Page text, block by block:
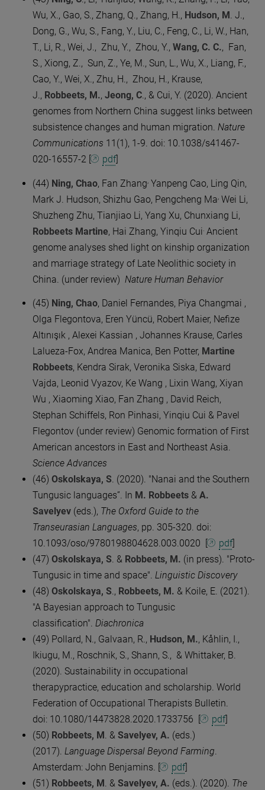
Wu, X., Gao, S., Zhang, Q., Zhang, H., Hudson, M. J.,
Dong, G., Wu, S., Fang, Y., Liu, C., Feng, C., Li, W., Han,
T., Li, R., Wei, J., Zhu, Y., Zhou, Y., Wang, C. C., Fan,
S., Xiong, Z., Sun, Z., Ye, M., Sun, L., Wu, X., Liang, F.,
Cao, Y., Wei, X., Zhu, H., Zhou, H., Krause,
J., Robbeets, M., Jeong, C., & Cui, Y. (2020). Ancient
genomes from Northern China suggest links between
subsistence changes and human migration. Nature
Communications 11(1), 1-9. doi: 10.1038/s41467-
020-16557-2 [
pdf]
(44) Ning, Chao, Fan Zhang Yanpeng Cao, Ling Qin,
Mark J. Hudson, Shizhu Gao, Pengcheng Ma Wei Li,
Shuzheng Zhu, Tianjiao Li, Yang Xu, Chunxiang Li,
Robbeets Martine, Hai Zhang, Yinqiu Cui Ancient
genome analyses shed light on kinship organization
and marriage strategy of Late Neolithic society in
China. (under review) Nature Human Behavior
(45) Ning, Chao, Daniel Fernandes, Piya Changmai ,
Olga Flegontova, Eren Yüncü, Robert Maier, Nefize
Altınışık , Alexei Kassian , Johannes Krause, Carles
Lalueza-Fox, Andrea Manica, Ben Potter, Martine
Robbeets, Kendra Sirak, Veronika Siska, Edward
Vajda, Leonid Vyazov, Ke Wang , Lixin Wang, Xiyan
Wu , Xiaoming Xiao, Fan Zhang , David Reich,
Stephan Schiffels, Ron Pinhasi, Yinqiu Cui & Pavel
Flegontov (under review) Genomic formation of First
American ancestors in East and Northeast Asia.
Science Advances
(46) Oskolskaya, S. (2020). "Nanai and the Southern
Tungusic languages”. In M. Robbeets & A.
Savelyev (eds.), The Oxford Guide to the
Transeurasian Languages, pp. 305-320. doi:
10.1093/oso/9780198804628.003.0020 [
pdf]​
(47) Oskolskaya, S. & Robbeets, M. (in press). "Proto-
Tungusic in time and space". Linguistic Discovery
(48) Oskolskaya, S., Robbeets, M. & Koile, E. (2021).
"A Bayesian approach to Tungusic
classification". Diachronica
(49) Pollard, N., Galvaan, R., Hudson, M., Kåhlin, I.,
Ikiugu, M., Roschnik, S., Shann, S., & Whittaker, B.
(2020). Sustainability in occupational
therapypractice, education and scholarship. World
Federation of Occupational Therapists Bulletin.
doi: 10.1080/14473828.2020.1733756 [
pdf]
(50) Robbeets, M. & Savelyev, A. (eds.)
(2017). Language Dispersal Beyond Farming.
Amsterdam: John Benjamins. [
pdf]
(51) Robbeets, M. & Savelyev, A. (eds.). (2020). The